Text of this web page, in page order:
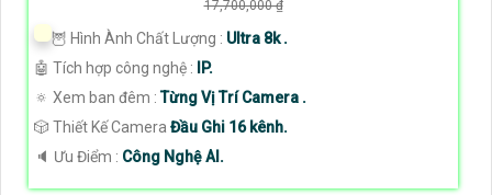
17,700,000 ₫
🦉 Hình Ành Chất Lượng : Ultra 8k .
🤖️ Tích hợp công nghệ :
IP.
🔅 Xem ban đêm :Từng Vị Trí Camera .
🎲 Thiết Kế Camera Đầu Ghi 16 kênh.
️🔈 Ưu Điểm : Công Nghệ AI.